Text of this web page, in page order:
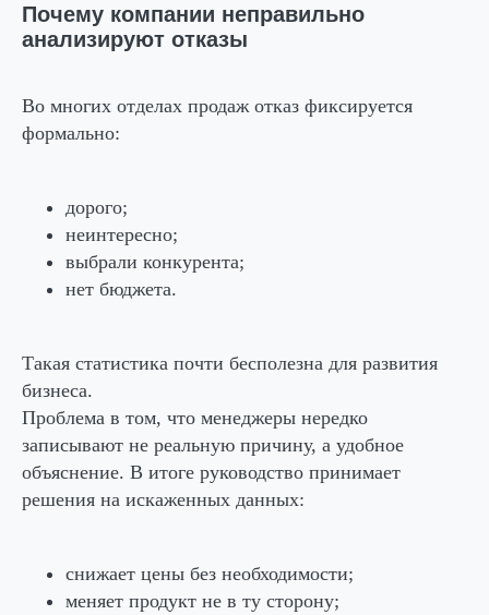
Почему компании неправильно
анализируют отказы
Во многих отделах продаж отказ фиксируется
формально:
дорого;
неинтересно;
выбрали конкурента;
нет бюджета.
Такая статистика почти бесполезна для развития
бизнеса.
Проблема в том, что менеджеры нередко
записывают не реальную причину, а удобное
объяснение. В итоге руководство принимает
решения на искаженных данных:
снижает цены без необходимости;
меняет продукт не в ту сторону;